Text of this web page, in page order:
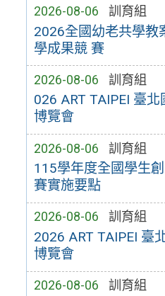
2026-08-06 訓育組
2026全國幼老共學教
學成果競 賽
2026-08-06 訓育組
026 ART TAIPEI 臺
博覽會
2026-08-06 訓育組
115學年度全國學生
賽實施要點
2026-08-06 訓育組
2026 ART TAIPEI 臺
博覽會
2026-08-06 訓育組